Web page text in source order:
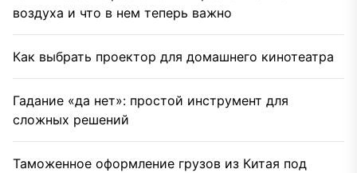
воздуха и что в нем теперь важно
Как выбрать проектор для домашнего кинотеатра
Гадание «да нет»: простой инструмент для
сложных решений
Таможенное оформление грузов из Китая под